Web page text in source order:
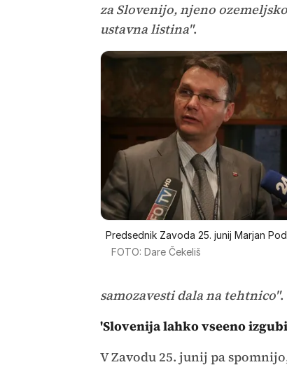
za Slovenijo, njeno
ustavna listina".
Predsednik Zavoda 25. junij Marjan
FOTO: Dare Čekeliš
samozavesti dala na tehtnico".
'Slovenija lahko vseeno
V Zavodu 25. junij pa